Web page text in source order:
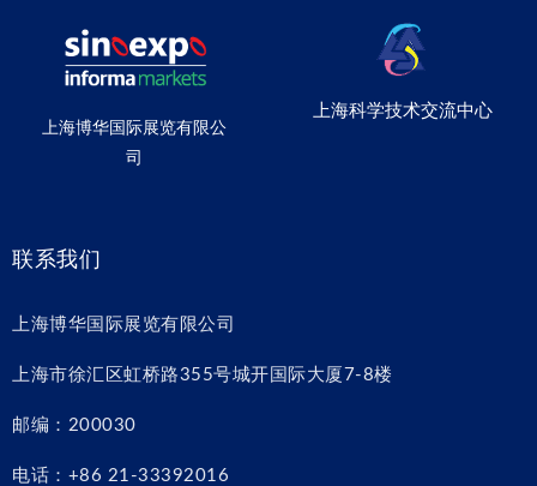
上海博华国际展览有限公
司
上海科学技术交流中心
联系我们
上海博华国际展览有限公司
上海市徐汇区虹桥路355号城开国际大厦7-8楼
邮编：200030
电话：+86 21-33392016